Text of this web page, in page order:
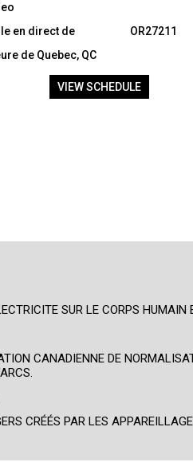
en direct de
de Quebec, QC
OR27211
VIEW SCHEDULE
SUR LE CORPS HUMAIN
CANADIENNE DE
CRÉÉS PAR LES